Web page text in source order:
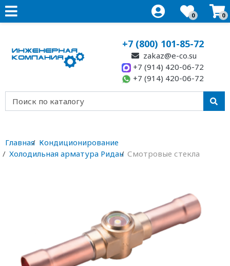
0 0
+7 (800) 101-85-72
zakaz@e-co.su
+7 (914) 420-06-72
+7 (914) 420-06-72
Главная Кондиционирование
Холодильная арматура Ридан Смотровые стекла